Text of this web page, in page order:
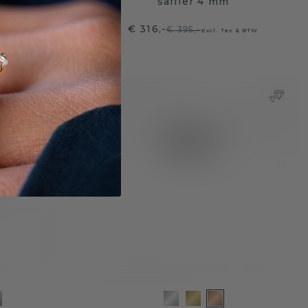
€ 316,-€ 395,-Excl. Tax & BTW